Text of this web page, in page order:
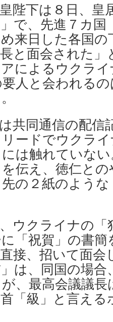
陛下は８日、
で、先進７カ国
来日した各国
と面会された
によるウクラ
人と会われる
共同通信の配信
ードでウクラ
は触れていな
伝え、徳仁と
の２紙のよう
ウクライナの「
「祝賀」の書
接、招いて面
は、同国の場
、最高会議議
「級」と言える